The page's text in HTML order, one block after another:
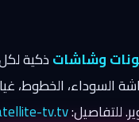
وشاشاتذكية
السوداء، الخطوط،
للتفاصيل:tv.tv